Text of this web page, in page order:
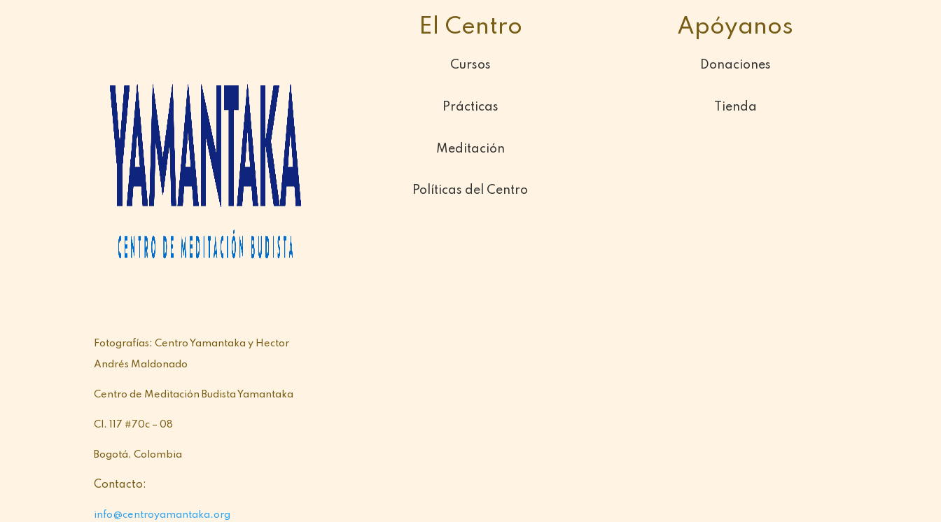
Fotografías: Centro Yamantaka y Hector
Andrés Maldonado
Centro de Meditación Budista Yamantaka
Cl. 117 #70c – 08
Bogotá, Colombia
Contacto:
info@centroyamantaka.org
El Centro
Cursos
Prácticas
Meditación
Políticas del Centro
Apóyanos
Donaciones
Tienda